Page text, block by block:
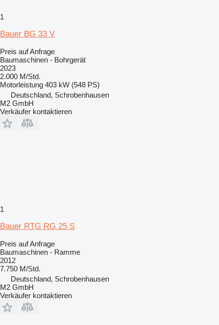
1
Bauer BG 33 V
Preis auf Anfrage
Baumaschinen - Bohrgerät
2023
2.000 M/Std.
Motorleistung 403 kW (548 PS)
Deutschland, Schrobenhausen
M2 GmbH
Verkäufer kontaktieren
1
Bauer RTG RG 25 S
Preis auf Anfrage
Baumaschinen - Ramme
2012
7.750 M/Std.
Deutschland, Schrobenhausen
M2 GmbH
Verkäufer kontaktieren